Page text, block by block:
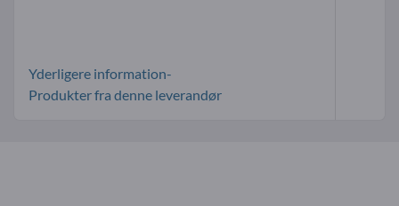
Yderligere information-
Produkter fra denne leverandør